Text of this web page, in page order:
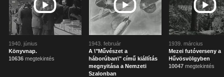
1940. június
Könyvnap.
10636 megtekintés
1943. február
A \"Művészet a
háborúban\" című kiállítás
megnyitása a Nemzeti
Szalonban
1939. március
Mezei futóverseny a
Hűvösvölgyben
10047 megtekintés